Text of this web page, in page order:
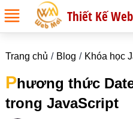
Thiết Kế
Trang chủ Blog Khóa học
Phương thức
trong JavaScript